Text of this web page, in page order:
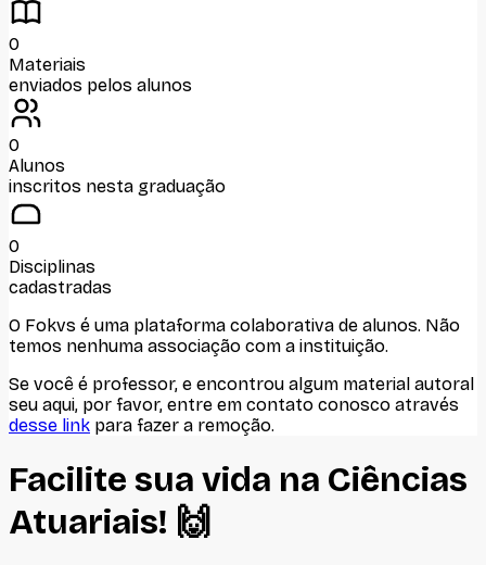
0
Materiais
enviados pelos alunos
0
Alunos
inscritos nesta graduação
0
Disciplinas
cadastradas
O Fokvs é uma plataforma colaborativa de alunos. Não
temos nenhuma associação com a instituição.
Se você é professor, e encontrou algum material autoral
seu aqui, por favor, entre em contato conosco através
desse link para fazer a remoção.
Facilite sua vida na Ciências
Atuariais! 🙌